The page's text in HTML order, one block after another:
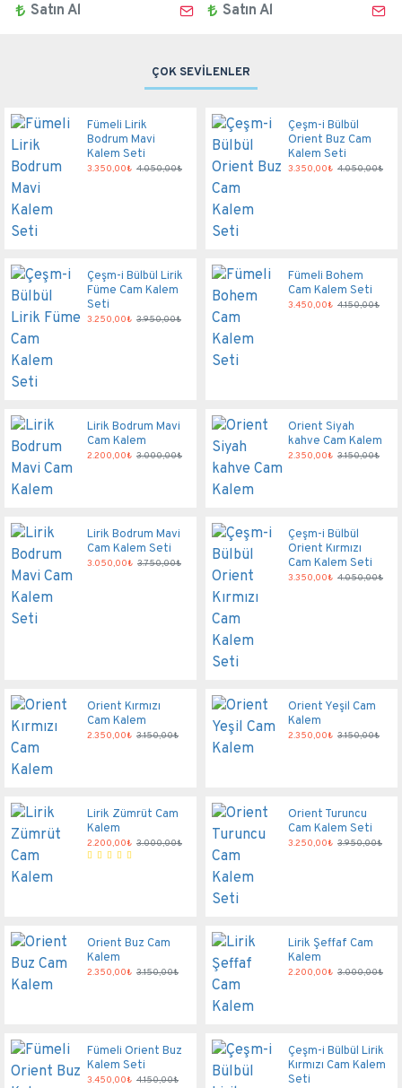
Satın Al Satın Al
ÇOK SEVİLENLER
Fümeli Lirik
Bodrum Mavi
Kalem Seti
3.350,00₺ 4.050,00₺
Çeşm-i Bülbül
Orient Buz Cam
Kalem Seti
3.350,00₺ 4.050,00₺
Çeşm-i Bülbül Lirik
Füme Cam Kalem
Seti
3.250,00₺ 3.950,00₺
Fümeli Bohem
Cam Kalem Seti
3.450,00₺ 4.150,00₺
Lirik Bodrum Mavi
Cam Kalem
2.200,00₺ 3.000,00₺
Orient Siyah
kahve Cam Kalem
2.350,00₺ 3.150,00₺
Lirik Bodrum Mavi
Cam Kalem Seti
3.050,00₺ 3.750,00₺
Çeşm-i Bülbül
Orient Kırmızı
Cam Kalem Seti
3.350,00₺ 4.050,00₺
Orient Kırmızı
Cam Kalem
2.350,00₺ 3.150,00₺
Orient Yeşil Cam
Kalem
2.350,00₺ 3.150,00₺
Lirik Zümrüt Cam
Kalem
2.200,00₺ 3.000,00₺
Orient Turuncu
Cam Kalem Seti
3.250,00₺ 3.950,00₺
Orient Buz Cam
Kalem
2.350,00₺ 3.150,00₺
Lirik Şeffaf Cam
Kalem
2.200,00₺ 3.000,00₺
Fümeli Orient Buz
Kalem Seti
3.450,00₺ 4.150,00₺
Çeşm-i Bülbül Lirik
Kırmızı Cam Kalem
Seti